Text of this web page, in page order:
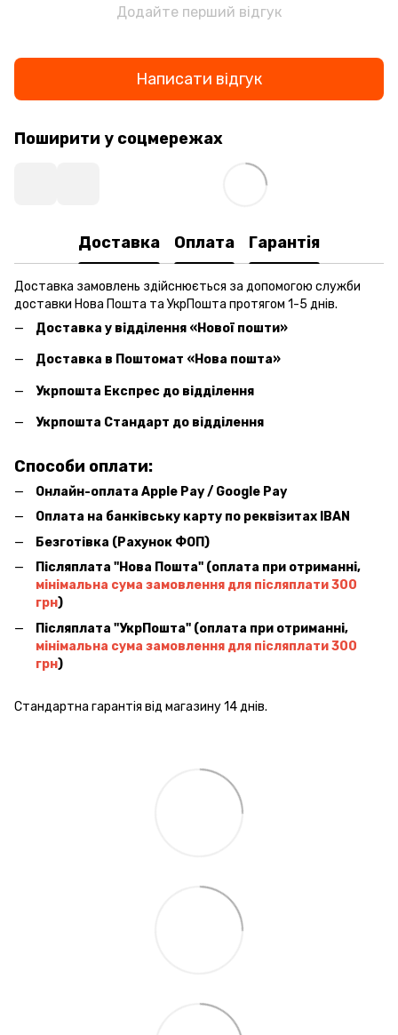
Додайте перший відгук
Написати відгук
Поширити у соцмережах
Доставка Оплата Гарантія
Доставка замовлень здійснюється за допомогою служби
доставки Нова Пошта та УкрПошта протягом 1-5 днів.
Доставка у відділення «Нової пошти»
Доставка в Поштомат «Нова пошта»
Укрпошта Експрес до відділення
Укрпошта Стандарт до відділення
Способи оплати:
Онлайн-оплата Apple Pay / Google Pay
Оплата на банківську карту по реквізитах IBAN
Безготівка (Рахунок ФОП)
Післяплата ''Нова Пошта'' (оплата при отриманні,
мінімальна сума замовлення для післяплати 300
грн)
Післяплата ''УкрПошта'' (оплата при отриманні,
мінімальна сума замовлення для післяплати 300
грн)
Стандартна гарантія від магазину 14 днів.